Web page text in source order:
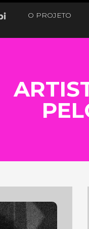
O PROJETO